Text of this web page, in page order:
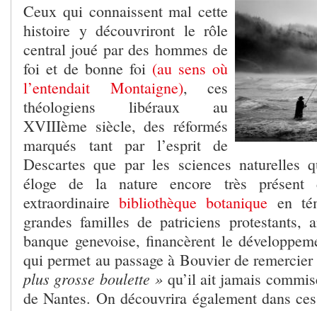
Ceux qui connaissent mal cette
histoire y découvriront le rôle
central joué par des hommes de
foi et de bonne foi (au sens où
l’entendait Montaigne), ces
théologiens libéraux au
XVIIIème siècle, des réformés
marqués tant par l’esprit de
Descartes que par les sciences naturelles
éloge de la nature encore très
extraordinairebibliothèque botanique en
grandes familles de patriciens protestants,
banque genevoise, financèrent le
qui permet au passage à Bouvier de
plus grosse boulette » qu’il ait jamais
de Nantes. On découvrira également dans